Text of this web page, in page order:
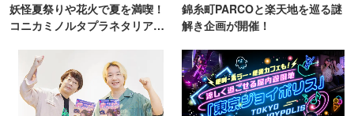
妖怪夏祭りや花火で夏を満喫！
コニカミノルタプラネタリア
錦糸町PARCOと楽天地を巡る謎
解き企画が開催！